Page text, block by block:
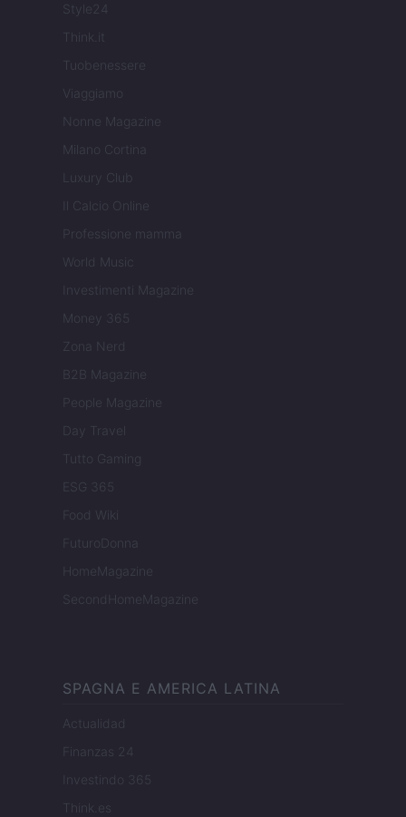
Style24
Think.it
Tuobenessere
Viaggiamo
Nonne Magazine
Milano Cortina
Luxury Club
Il Calcio Online
Professione mamma
World Music
Investimenti Magazine
Money 365
Zona Nerd
B2B Magazine
People Magazine
Day Travel
Tutto Gaming
ESG 365
Food Wiki
FuturoDonna
HomeMagazine
SecondHomeMagazine
SPAGNA E AMERICA LATINA
Actualidad
Finanzas 24
Investindo 365
Think.es